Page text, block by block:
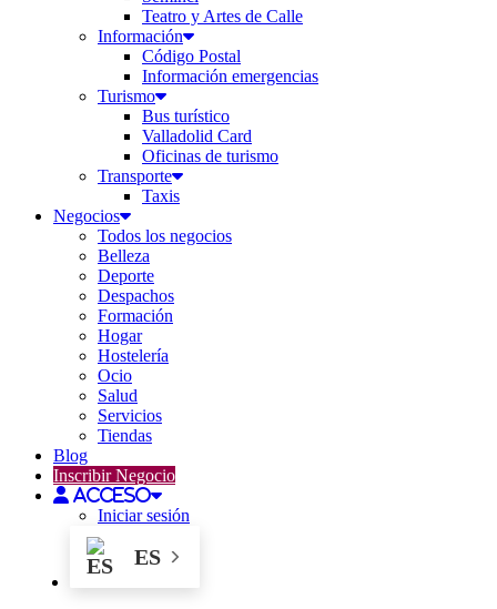
Teatro y Artes de Calle
Información
Código Postal
Información emergencias
Turismo
Bus turístico
Valladolid Card
Oficinas de turismo
Transporte
Taxis
Negocios
Todos los negocios
Belleza
Deporte
Despachos
Formación
Hogar
Hostelería
Ocio
Salud
Servicios
Tiendas
Blog
Inscribir Negocio
Acceso
Iniciar sesión
ES